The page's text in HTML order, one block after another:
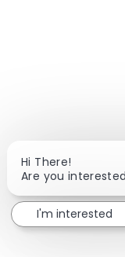
Hi There!
Are you
I'm interested